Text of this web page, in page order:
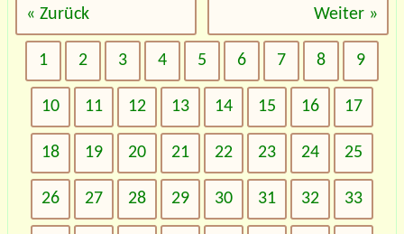
« Zurück Weiter »
1 2 3 4 5 6 7 8 9
10 11 12 13 14 15 16 17
18 19 20 21 22 23 24 25
26 27 28 29 30 31 32 33